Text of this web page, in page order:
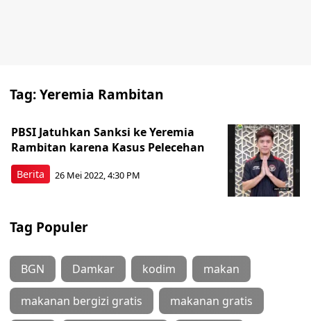
Tag:Yeremia Rambitan
Berita
PBSI Jatuhkan Sanksi ke Yeremia
Rambitan karena Kasus Pelecehan
26 Mei 2022, 4:30 PM
Tag Populer
BGN Damkar kodim makan
makanan bergizi gratis makanan gratis